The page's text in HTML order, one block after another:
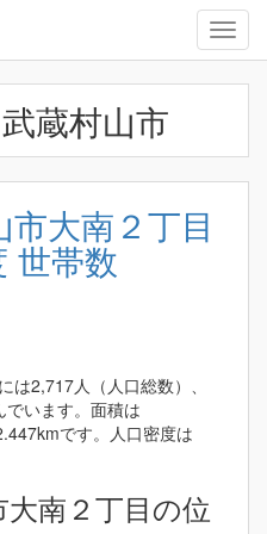
武蔵村山市
大南２丁目
世帯数
は2,717人（人口総数）、
います。面積は
です。人口密度は
南２丁目の位